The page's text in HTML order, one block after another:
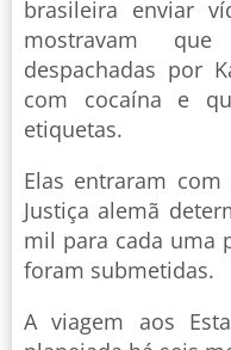
brasileira enviar
mostravam
despachadas por
com cocaína e
etiquetas.
Elas entraram
Justiça alemã
mil para cada uma
foram submetidas.
A viagem aos